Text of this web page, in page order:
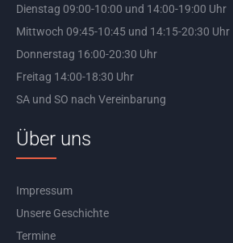
Dienstag 09:00-10:00 und 14:00-19:00 Uhr
Mittwoch 09:45-10:45 und 14:15-20:30 Uhr
Donnerstag 16:00-20:30 Uhr
Freitag 14:00-18:30 Uhr
SA und SO nach Vereinbarung
Über uns
Impressum
Unsere Geschichte
Termine